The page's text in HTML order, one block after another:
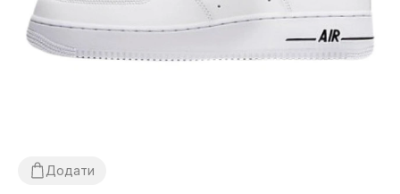
Додати